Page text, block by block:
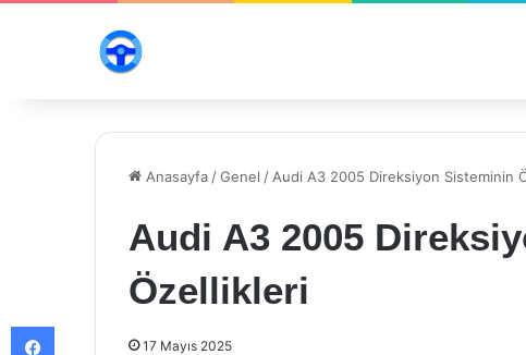
Anasayfa /Genel / Audi A3 2005 Direksiyon Sisteminin
Audi A3 2005
Özellikleri
17 Mayıs 2025
Facebook